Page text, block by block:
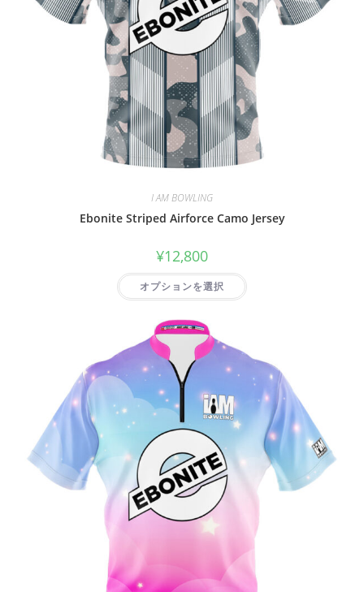
I AM BOWLING
Ebonite Striped Airforce Camo Jersey
¥12,800
オプションを選択